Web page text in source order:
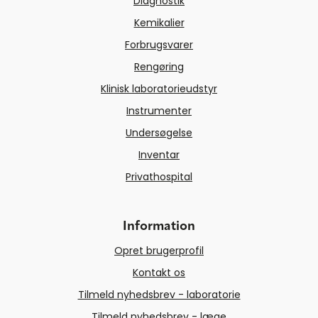
Kemikalier
Forbrugsvarer
Rengøring
Klinisk laboratorieudstyr
Instrumenter
Undersøgelse
Inventar
Privathospital
Information
Opret brugerprofil
Kontakt os
Tilmeld nyhedsbrev - laboratorie